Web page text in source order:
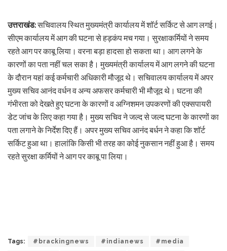
उत्तराखंड:सचिवालय स्थित मुख्यमंत्री कार्यालय में शॉर्ट सर्किट से आग लगई।
सीएम कार्यालय में आग की घटना से हड़कंप मच गया। सुरक्षाकर्मियों ने समय
रहते आग पर काबू लिया। वरना बड़ा हादसा हो सकता था। आग लगने के
कारणों का पता नहीं चल सका है। मुख्यमंत्री कार्यालय में आग लगने की घटना
के दौरान यहां कई कर्मचारी अधिकारी मौजूद थे। सचिवालय कार्यालय में अपर
मुख्य सचिव आनंद वर्धन व अन्य अफसर कर्मचारी भी मौजूद थे। घटना की
गंभीरता को देखते हुए घटना के कारणों व अग्निशमन उपकरणों की एक्सपायरी
डेट जांच के लिए कहा गया है। मुख्य सचिव ने जल्द से जल्द घटना के कारणों का
पता लगाने के निर्देश दिए हैं। अपर मुख्य सचिव आनंद बर्धन ने कहा कि शॉर्ट
सर्किट हुआ था। हालांकि किसी भी तरह का कोई नुकसान नहीं हुआ है। समय
रहते सुरक्षा कर्मियों ने आग पर काबू पा लिया।
Tags: #brackingnews #indianews #media